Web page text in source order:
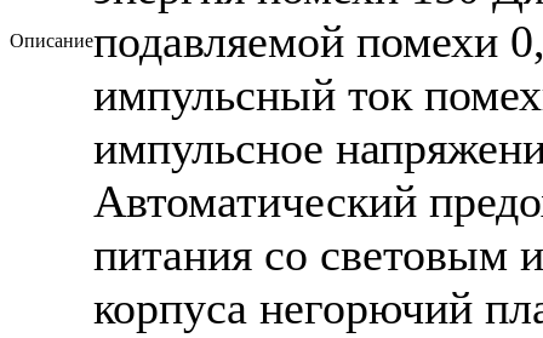
Описаниеподавляемой помехи
импульсный ток
импульсное
Автоматический
питания со световым
корпуса негорючий